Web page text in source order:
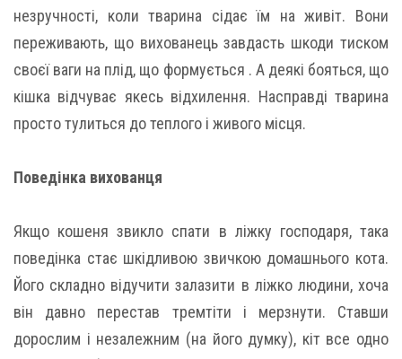
незручності, коли тварина сідає їм на живіт. Вони
переживають, що вихованець завдасть шкоди тиском
своєї ваги на плід, що формується . А деякі бояться, що
кішка відчуває якесь відхилення. Насправді тварина
просто тулиться до теплого і живого місця.
Поведінка вихованця
Якщо кошеня звикло спати в ліжку господаря, така
поведінка стає шкідливою звичкою домашнього кота.
Його складно відучити залазити в ліжко людини, хоча
він давно перестав тремтіти і мерзнути. Ставши
дорослим і незалежним (на його думку), кіт все одно